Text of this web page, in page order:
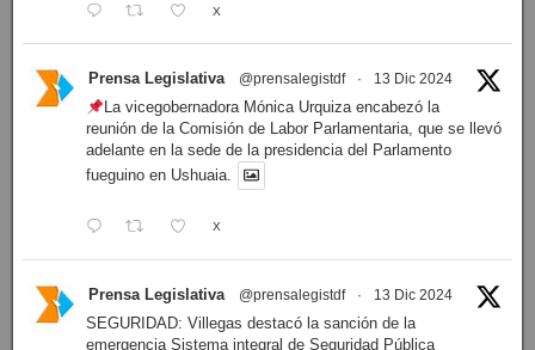
X
Prensa Legislativa @prensalegistdf · 13 Dic 2024
La vicegobernadora Mónica Urquiza encabezó la
reunión de la Comisión de Labor Parlamentaria, que se llevó
adelante en la sede de la presidencia del Parlamento
fueguino en Ushuaia.
X
Prensa Legislativa @prensalegistdf · 13 Dic 2024
SEGURIDAD: Villegas destacó la sanción de la
emergencia Sistema integral de Seguridad Pública